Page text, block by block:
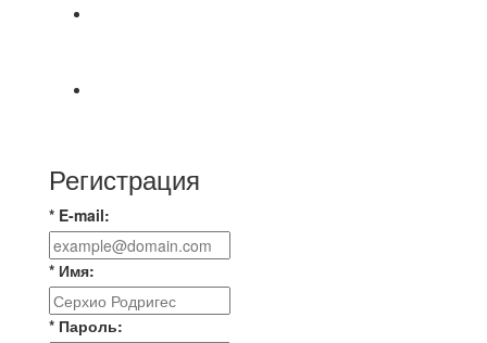
Регистрация
* E-mail:
* Имя:
* Пароль: